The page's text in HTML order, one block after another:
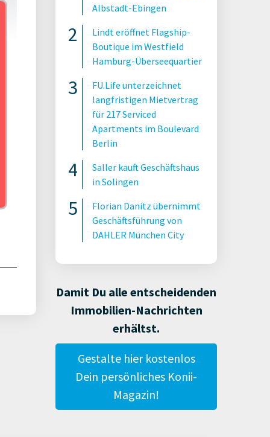
Albstadt-Ebingen
Lindt eröffnet Flagship-
Boutique im Westfield
Hamburg-Überseequartier
FU.Life unterzeichnet
langfristigen Mietvertrag
für 217 Serviced
Apartments im Boulevard
Berlin
Saller kauft Geschäftshaus
in Solingen
Florian Danitz übernimmt
Geschäftsführung von
DAHLER München City
Damit Du alle entscheidenden
Immobilien-Nachrichten
erhältst.
Gestalte hier kostenlos
Dein persönliches Konii-
Magazin!